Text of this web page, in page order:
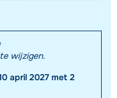
onze accommodaties. De
wijzigen.
april 2027 met 2